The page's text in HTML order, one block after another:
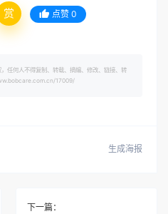
赏 点赞 0
任何人不得复制、转载、摘编、修改、链接、转
17009/
生成海报
下一篇：